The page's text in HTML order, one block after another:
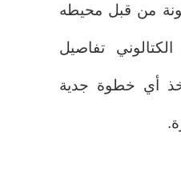
من قبل محيطه
تفاصيل
أي خطوة جدية